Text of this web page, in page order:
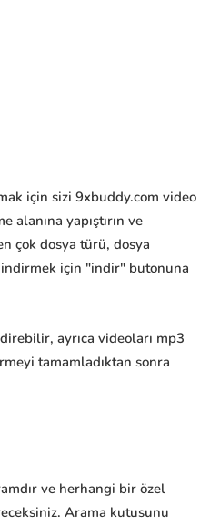
için sizi 9xbuddy.com video
yapıştırın ve
çok dosya türü, dosya
indirmek için "indir" butonuna
ayrıca videoları mp3
tamamladıktan sonra
ve herhangi bir özel
Arama kutusunu